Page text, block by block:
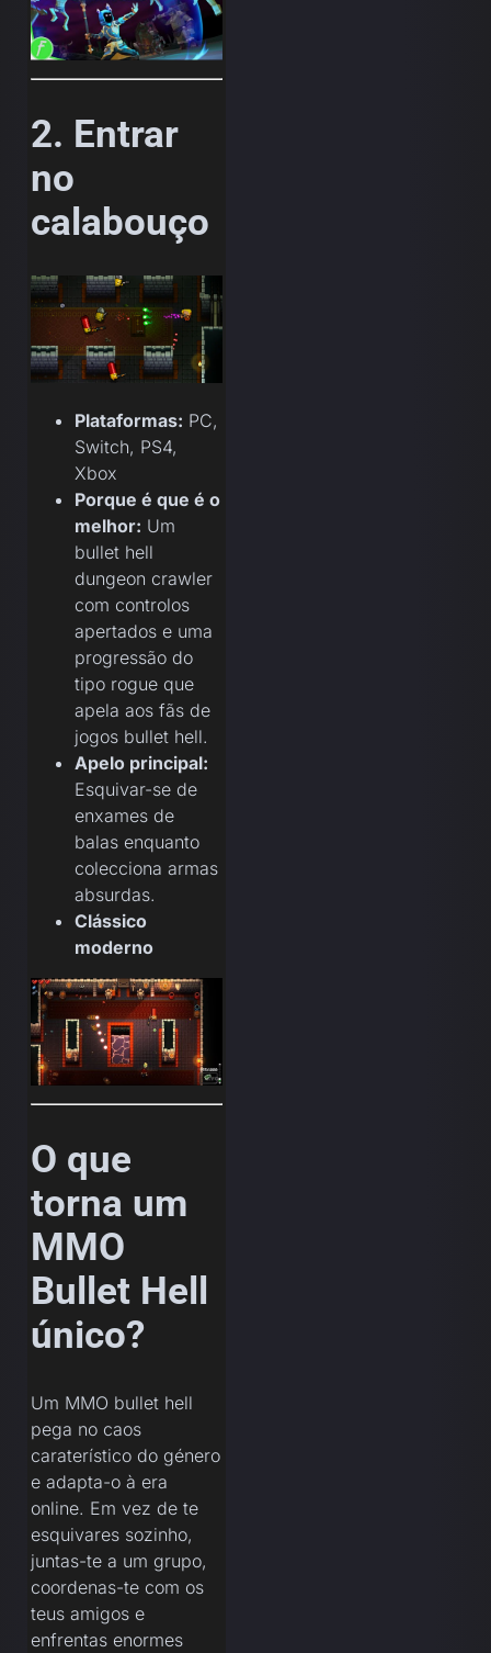
2. Entrar
no
calabouço
Plataformas: PC,
Switch, PS4,
Xbox
Porque é que é o
melhor: Um
bullet hell
dungeon crawler
com controlos
apertados e uma
progressão do
tipo rogue que
apela aos fãs de
jogos bullet hell.
Apelo principal:
Esquivar-se de
enxames de
balas enquanto
colecciona armas
absurdas.
Clássico
moderno
O que
torna um
MMO
Bullet Hell
único?
Um MMO bullet hell
pega no caos
caraterístico do género
e adapta-o à era
online. Em vez de te
esquivares sozinho,
juntas-te a um grupo,
coordenas-te com os
teus amigos e
enfrentas enormes